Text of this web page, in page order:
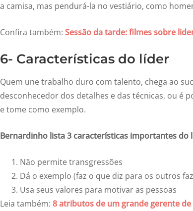
a camisa, mas pendurá-la no vestiário, como
Confira também: Sessão da tarde: filmes sobre
6- Características do líder
Quem une trabalho duro com talento, chega ao
desconhecedor dos detalhes e das técnicas, ou é
e tome como exemplo.
Bernardinho lista 3 características importantes do
Não permite transgressões
Dá o exemplo (faz o que diz para os outros
Usa seus valores para motivar as pessoas
Leia também: 8 atributos de um grande gerente de